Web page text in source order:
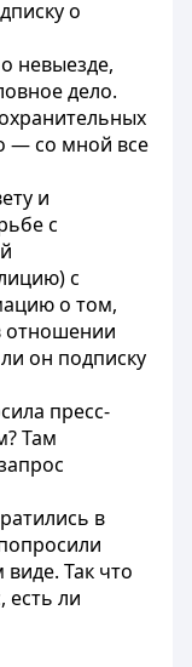
о
невыезде,
дело.
— со мной все
и
с
с
о том,
отношении
он подписку
пресс-
Там
в
Так что
есть ли